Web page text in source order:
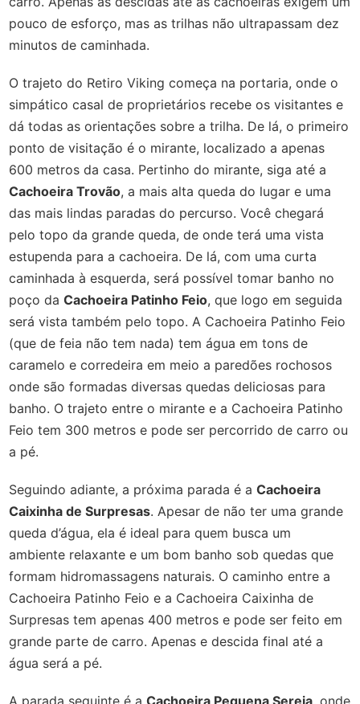
pouco de esforço, mas as trilhas não ultrapassam dez
minutos de caminhada.
O trajeto do Retiro Viking começa na portaria, onde o
simpático casal de proprietários recebe os visitantes e
dá todas as orientações sobre a trilha. De lá, o primeiro
ponto de visitação é o mirante, localizado a apenas
600 metros da casa. Pertinho do mirante, siga até a
Cachoeira Trovão, a mais alta queda do lugar e uma
das mais lindas paradas do percurso. Você chegará
pelo topo da grande queda, de onde terá uma vista
estupenda para a cachoeira. De lá, com uma curta
caminhada à esquerda, será possível tomar banho no
poço daCachoeira Patinho Feio, que logo em seguida
será vista também pelo topo. A Cachoeira Patinho Feio
(que de feia não tem nada) tem água em tons de
caramelo e corredeira em meio a paredões rochosos
onde são formadas diversas quedas deliciosas para
banho. O trajeto entre o mirante e a Cachoeira Patinho
Feio tem 300 metros e pode ser percorrido de carro ou
a pé.
Seguindo adiante, a próxima parada é aCachoeira
Caixinha de Surpresas. Apesar de não ter uma grande
queda d’água, ela é ideal para quem busca um
ambiente relaxante e um bom banho sob quedas que
formam hidromassagens naturais. O caminho entre a
Cachoeira Patinho Feio e a Cachoeira Caixinha de
Surpresas tem apenas 400 metros e pode ser feito em
grande parte de carro. Apenas e descida final até a
água será a pé.
A parada seguinte é aCachoeira Pequena Sereia, onde